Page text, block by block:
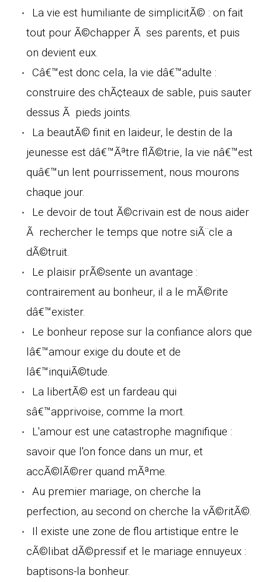
La vie est humiliante de simplicitÃ© : on fait
tout pour Ã©chapper Ã ses parents, et puis
on devient eux.
Câ€™est donc cela, la vie dâ€™adulte :
construire des chÃ¢teaux de sable, puis sauter
dessus Ã pieds joints.
La beautÃ© finit en laideur, le destin de la
jeunesse est dâ€™Ãªtre flÃ©trie, la vie nâ€™est
quâ€™un lent pourrissement, nous mourons
chaque jour.
Le devoir de tout Ã©crivain est de nous aider
Ã rechercher le temps que notre siÃ¨cle a
dÃ©truit.
Le plaisir prÃ©sente un avantage :
contrairement au bonheur, il a le mÃ©rite
dâ€™exister.
Le bonheur repose sur la confiance alors que
lâ€™amour exige du doute et de
lâ€™inquiÃ©tude.
La libertÃ© est un fardeau qui
sâ€™apprivoise, comme la mort.
L'amour est une catastrophe magnifique :
savoir que l'on fonce dans un mur, et
accÃ©lÃ©rer quand mÃªme.
Au premier mariage, on cherche la
perfection, au second on cherche la vÃ©ritÃ©.
Il existe une zone de flou artistique entre le
cÃ©libat dÃ©pressif et le mariage ennuyeux :
baptisons-la bonheur.